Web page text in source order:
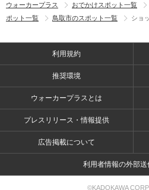
ウォーカープラス おでかけスポット一覧
ポット一覧
鳥取市のスポット一覧 ショ
利用規約
推奨環境
ウォーカープラスとは
プレスリリース・情報提供
広告掲載について
利用者情報の外部送
©KADOKAWA